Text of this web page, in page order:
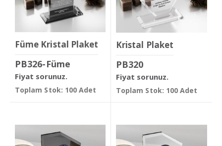
Füme Kristal Plaket
PB326-Füme
Fiyat sorunuz.
Toplam Stok: 100 Adet
Kristal Plaket
PB320
Fiyat sorunuz.
Toplam Stok: 100 Adet